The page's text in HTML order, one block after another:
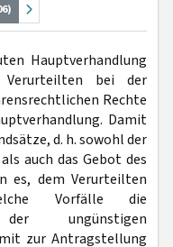
Hauptverhandlung
bei der
Rechte
Damit
d. h. sowohl der
auch das Gebot des
es, dem Verurteilten
Vorfälle die
ungünstigen
zur Antragstellung